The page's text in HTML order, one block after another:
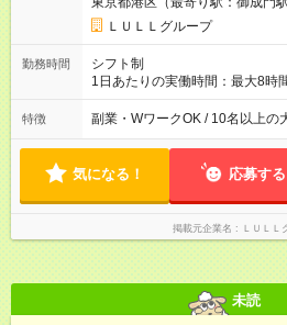
万6，610円分）を含む。超過分
キルを考慮し初任給を決定。経
す！ ◎昇給年1回（研修終了後） ◎賞与年2回（2月・8月）＋業
績賞与あり ◤スキルアップも、収入アップも。◢ 入社後の成長
や頑張りは、しっかり給与で還
上アップした社員も。 エンジニアへの還元率は業界高水準の
87％。 スキルを磨いた分だけ、
す！ 【試用期間】試用期間あり 試用期間の長さ：6ヶ月 ※ 雇用
形態と給与に、本採用時と異な
中途採用（契約社員） 給与：月
なし残業代を含みます。※超過
別途支給いたします ※研修期間
ＬＵＬＬグループ
勤務時間
シフト制
1日あたりの実働時間：最大8
間は異なります 【シフト例】 ・10時00分～19時00分 ・9時00
分～18時00分 平均残業時
特徴 副業・WワークOK / 10名以上の
気になる！ 応募する
掲載元企業名 ＬＵＬＬ
未読